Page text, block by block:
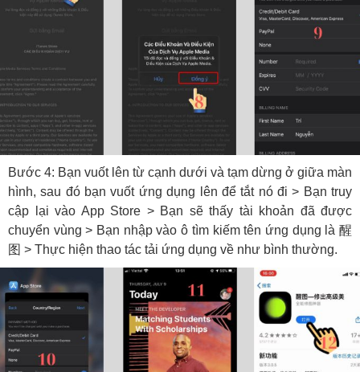
Bước 4: Bạn vuốt lên từ cạnh dưới và tạm dừng ở giữa màn
hình, sau đó bạn vuốt ứng dụng lên để tắt nó đi > Bạn truy
cập lại vào App Store > Bạn sẽ thấy tài khoản đã được
chuyển vùng > Bạn nhập vào ô tìm kiếm tên ứng dụng là 醒
图 > Thực hiện thao tác tải ứng dụng về như bình thường.